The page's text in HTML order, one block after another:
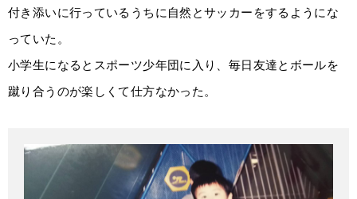
付き添いに行っているうちに自然とサッカーをするようにな
っていた。
小学生になるとスポーツ少年団に入り、毎日友達とボールを
蹴り合うのが楽しくて仕方なかった。